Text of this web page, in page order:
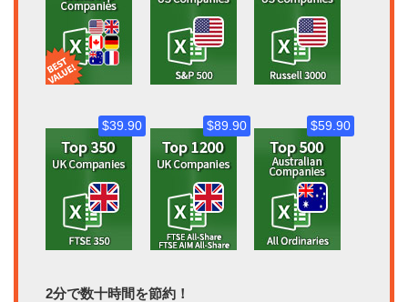
$39.90 $89.90 $59.90
2分で数十時間を節約！